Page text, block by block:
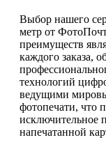
Выбор нашего
метр от
преимуществ
каждого заказа,
технологий
ведущими
фотопечати, что
исключительное
напечатанной